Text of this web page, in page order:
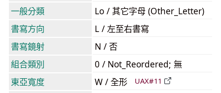
一般分類
Lo / 其它字母 (Other_Letter)
書寫方向
L / 左至右書寫
書寫鏡射
N / 否
組合類別
0 / Not_Reordered; 無
東亞寬度
W / 全形 UAX#11